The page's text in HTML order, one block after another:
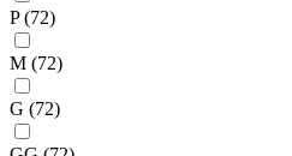
P(72)
M (72)
G (72)